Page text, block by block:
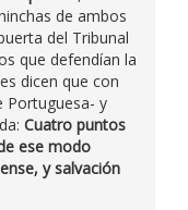
de ambos
del Tribunal
que defendían la
dicen que con
Portuguesa- y
Cuatro puntos
ese modo
y salvación